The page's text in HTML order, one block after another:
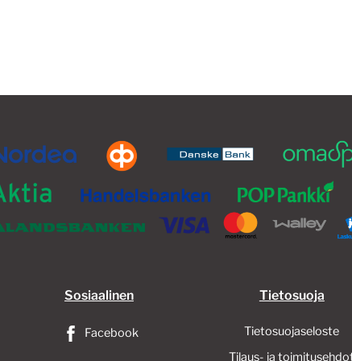
Sosiaalinen
Facebook
Tietosuoja
Tietosuojaseloste
Tilaus- ja